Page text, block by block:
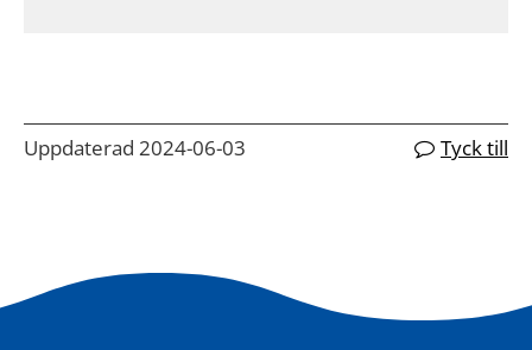
Uppdaterad 2024-06-03 Tyck till